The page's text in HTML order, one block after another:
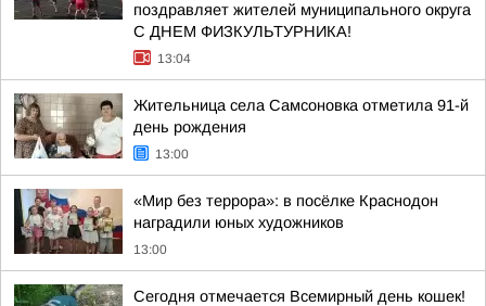
поздравляет жителей муниципального округа
С ДНЕМ ФИЗКУЛЬТУРНИКА!
13:04
Жительница села Самсоновка отметила 91-й
день рождения
13:00
«Мир без террора»: в посёлке Краснодон
наградили юных художников
13:00
Сегодня отмечается Всемирный день кошек!